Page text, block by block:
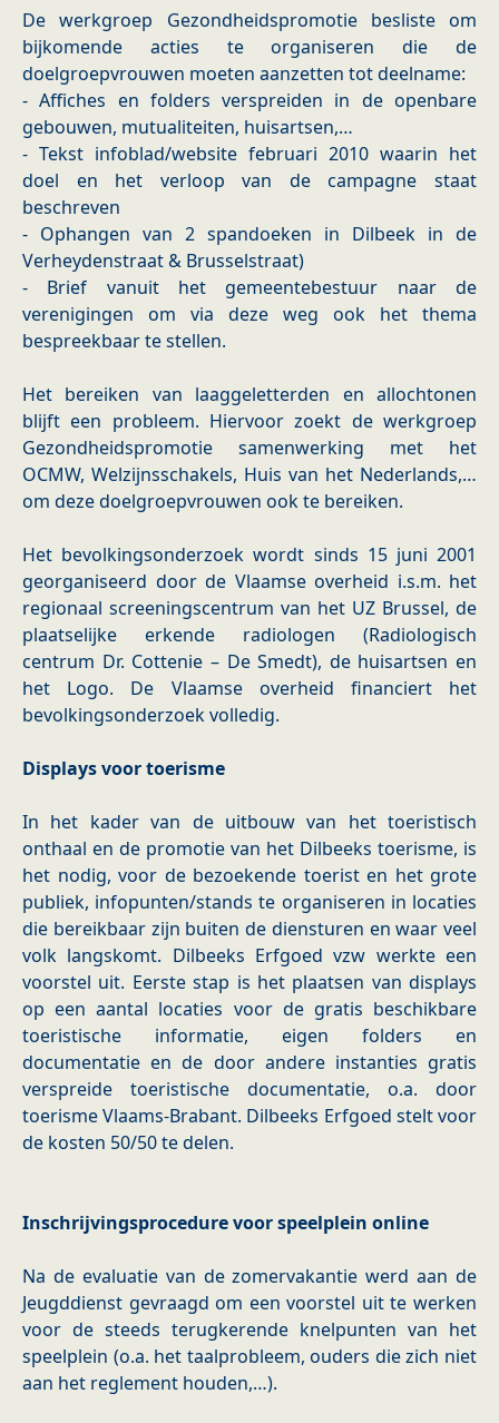
De werkgroep Gezondheidspromotie besliste om
bijkomende acties te organiseren die de
doelgroepvrouwen moeten aanzetten tot deelname:
- Affiches en folders verspreiden in de openbare
gebouwen, mutualiteiten, huisartsen,…
- Tekst infoblad/website februari 2010 waarin het
doel en het verloop van de campagne staat
beschreven
- Ophangen van 2 spandoeken in Dilbeek in de
Verheydenstraat & Brusselstraat)
- Brief vanuit het gemeentebestuur naar de
verenigingen om via deze weg ook het thema
bespreekbaar te stellen.
Het bereiken van laaggeletterden en allochtonen
blijft een probleem. Hiervoor zoekt de werkgroep
Gezondheidspromotie samenwerking met het
OCMW, Welzijnsschakels, Huis van het Nederlands,…
om deze doelgroepvrouwen ook te bereiken.
Het bevolkingsonderzoek wordt sinds 15 juni 2001
georganiseerd door de Vlaamse overheid i.s.m. het
regionaal screeningscentrum van het UZ Brussel, de
plaatselijke erkende radiologen (Radiologisch
centrum Dr. Cottenie – De Smedt), de huisartsen en
het Logo. De Vlaamse overheid financiert het
bevolkingsonderzoek volledig.
Displays voor toerisme
In het kader van de uitbouw van het toeristisch
onthaal en de promotie van het Dilbeeks toerisme, is
het nodig, voor de bezoekende toerist en het grote
publiek, infopunten/stands te organiseren in locaties
die bereikbaar zijn buiten de diensturen en waar veel
volk langskomt. Dilbeeks Erfgoed vzw werkte een
voorstel uit. Eerste stap is het plaatsen van displays
op een aantal locaties voor de gratis beschikbare
toeristische informatie, eigen folders en
documentatie en de door andere instanties gratis
verspreide toeristische documentatie, o.a. door
toerisme Vlaams-Brabant. Dilbeeks Erfgoed stelt voor
de kosten 50/50 te delen.
Inschrijvingsprocedure voor speelplein online
Na de evaluatie van de zomervakantie werd aan de
Jeugddienst gevraagd om een voorstel uit te werken
voor de steeds terugkerende knelpunten van het
speelplein (o.a. het taalprobleem, ouders die zich niet
aan het reglement houden,…).